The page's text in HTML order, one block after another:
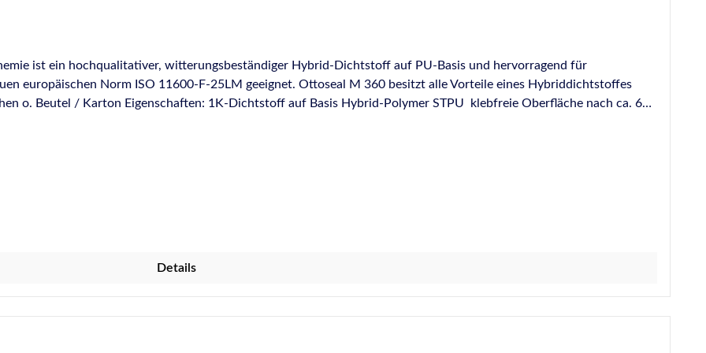
ist ein hochqualitativer, witterungsbeständiger Hybrid-Dichtstoff auf PU-Basis und hervorragend für
europäischen Norm ISO 11600-F-25LM geeignet. Ottoseal M 360 besitzt alle Vorteile eines Hybriddichtstoffes
auf Basis Hybrid-Polymer STPU klebfreie Oberfläche nach ca. 6
- bitte Anwendungshinweise im TDB beachten Gute Witterungs- und Alterungsbeständigkeit Härtet
Die Anforderungen für diese neue Produktgeneration erwuchsen aus Anwendungen, bei denen sowohl
Klebstoffen erforderlich waren, jedoch keines der beiden Systeme eingesetzt werden konnte oder durfte. Kleben
Produktion und am Bau geht hin zu elastischen bzw. spannungsausgleichenden Klebungen – besonders dann,
Wärmeausdehnungskoeffizienten ist diese Eigenschaft der Hybride von allergrößtem Nutzen. Dadurch ergibt sich
Details